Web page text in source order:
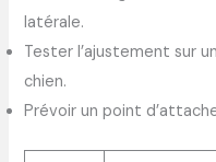
latérale.
Tester l’ajustement sur
chien.
Prévoir un point